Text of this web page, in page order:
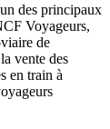
des principaux
Voyageurs,
de
vente des
en train à